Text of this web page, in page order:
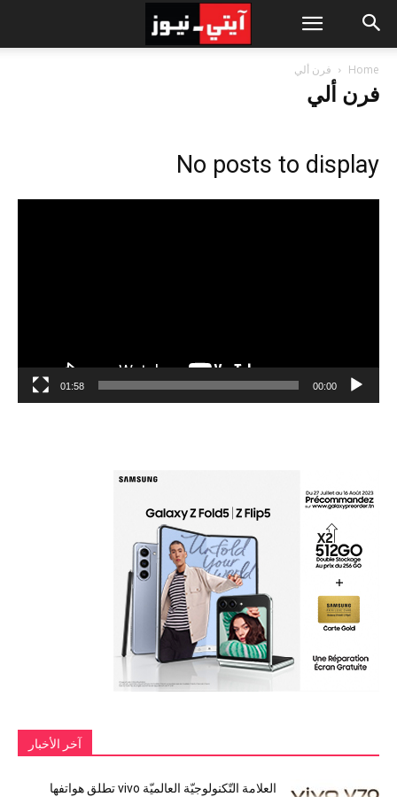
Home فرن ألي
فرن ألي
No posts to display
00:00
01:58
آخر الأخبار
العلامة التّكنولوجيّة العالميّة vivo تطلق هواتفها